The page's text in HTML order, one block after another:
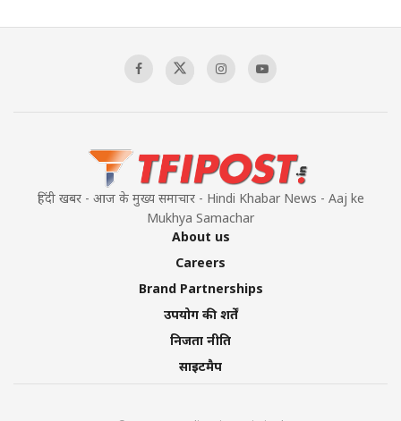
हिंदी खबर - आज के मुख्य समाचार - Hindi Khabar News - Aaj ke
Mukhya Samachar
About us
Careers
Brand Partnerships
उपयोग की शर्तें
निजता नीति
साइटमैप